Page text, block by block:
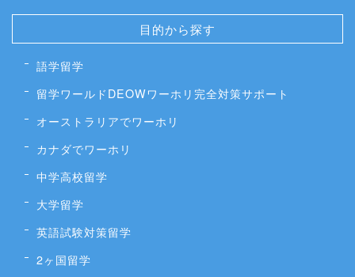
目的から探す
語学留学
留学ワールドDEOWワーホリ完全対策サポート
オーストラリアでワーホリ
カナダでワーホリ
中学高校留学
大学留学
英語試験対策留学
2ヶ国留学